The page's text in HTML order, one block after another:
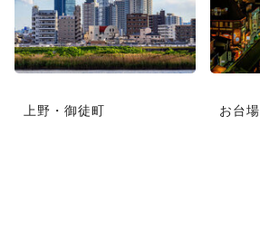
上野・御徒町 お台場